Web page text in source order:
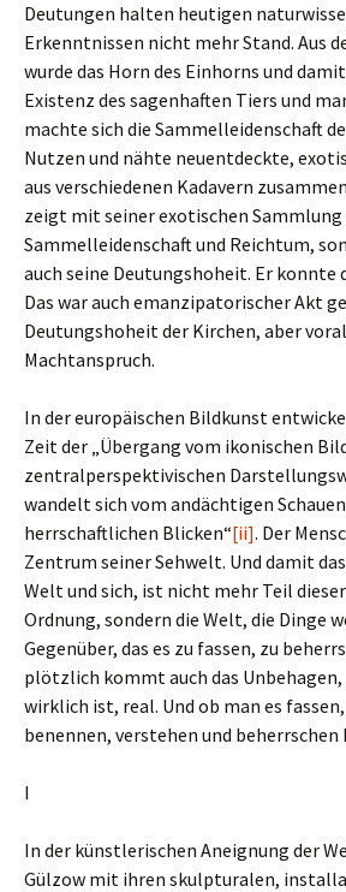
Deutungen halten heutigen
Erkenntnissen nicht mehr Stand. Aus
wurde das Horn des Einhorns und
Existenz des sagenhaften Tiers und
machte sich die Sammelleidenschaft
Nutzen und nähte neuentdeckte,
aus verschiedenen Kadavern
zeigt mit seiner exotischen
Sammelleidenschaft und Reichtum,
auch seine Deutungshoheit. Er konnte
Das war auch emanzipatorischer Akt
Deutungshoheit der Kirchen, aber
Machtanspruch.
In der europäischen Bildkunst
Zeit der „Übergang vom ikonischen
zentralperspektivischen
wandelt sich vom andächtigen
herrschaftlichen Blicken“[ii]. Der
Zentrum seiner Sehwelt. Und damit
Welt und sich, ist nicht mehr Teil
Ordnung, sondern die Welt, die Dinge
Gegenüber, das es zu fassen, zu
plötzlich kommt auch das Unbehagen,
wirklich ist, real. Und ob man es
benennen, verstehen und beherrschen
I
In der künstlerischen Aneignung der
Gülzow mit ihren skulpturalen,